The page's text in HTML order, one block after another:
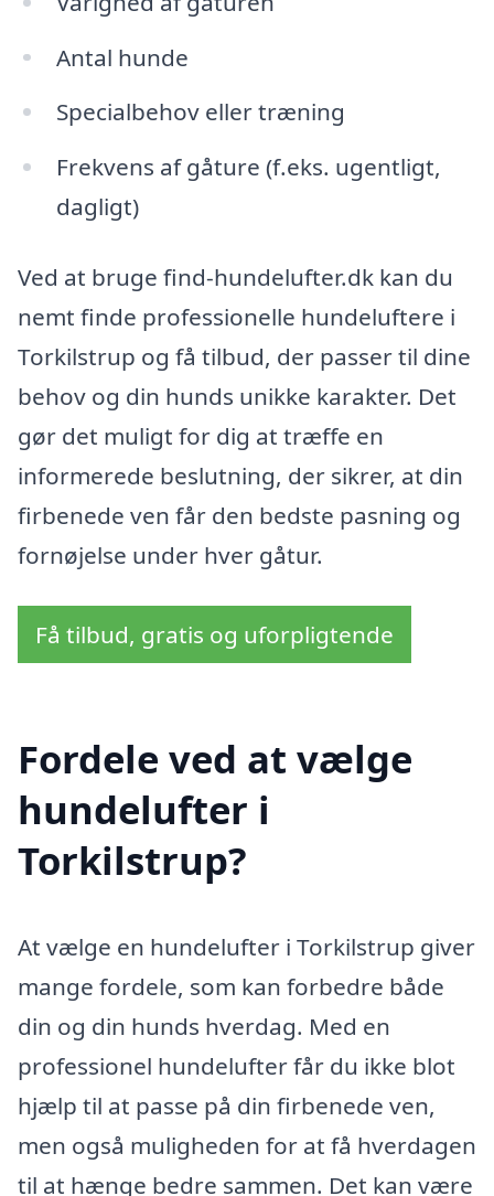
Antal hunde
Specialbehov eller træning
Frekvens af gåture (f.eks. ugentligt,
dagligt)
Ved at bruge find-hundelufter.dk kan du
nemt finde professionelle hundeluftere i
Torkilstrup og få tilbud, der passer til dine
behov og din hunds unikke karakter. Det
gør det muligt for dig at træffe en
informerede beslutning, der sikrer, at din
firbenede ven får den bedste pasning og
fornøjelse under hver gåtur.
Få tilbud, gratis og uforpligtende
Fordele ved at vælge
hundelufter i
Torkilstrup?
At vælge en hundelufter i Torkilstrup giver
mange fordele, som kan forbedre både
din og din hunds hverdag. Med en
professionel hundelufter får du ikke blot
hjælp til at passe på din firbenede ven,
men også muligheden for at få hverdagen
til at hænge bedre sammen. Det kan være